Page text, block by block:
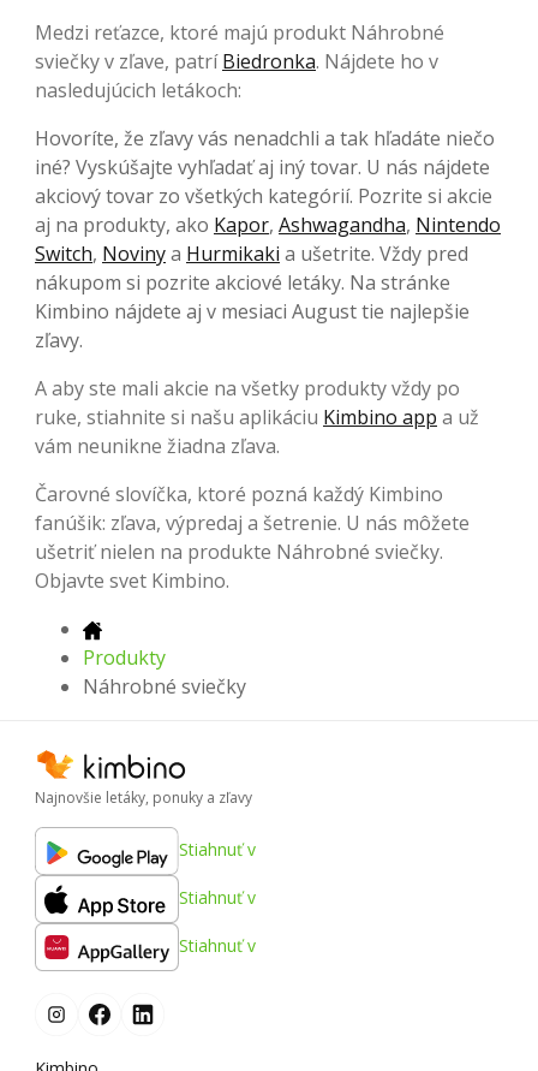
Medzi reťazce, ktoré majú produkt Náhrobné
sviečky v zľave, patríBiedronka. Nájdete ho v
nasledujúcich letákoch:
Hovoríte, že zľavy vás nenadchli a tak hľadáte niečo
iné? Vyskúšajte vyhľadať aj iný tovar. U nás nájdete
akciový tovar zo všetkých kategórií. Pozrite si akcie
aj na produkty, ako Kapor, Ashwagandha, Nintendo
Switch, Novinya Hurmikaki a ušetrite. Vždy pred
nákupom si pozrite akciové letáky. Na stránke
Kimbino nájdete aj v mesiaci August tie najlepšie
zľavy.
A aby ste mali akcie na všetky produkty vždy po
ruke, stiahnite si našu aplikáciu Kimbino app a už
vám neunikne žiadna zľava.
Čarovné slovíčka, ktoré pozná každý Kimbino
fanúšik: zľava, výpredaj a šetrenie. U nás môžete
ušetriť nielen na produkte Náhrobné sviečky.
Objavte svet Kimbino.
Produkty
Náhrobné sviečky
Najnovšie letáky, ponuky a zľavy
Stiahnuť v
Stiahnuť v
Stiahnuť v